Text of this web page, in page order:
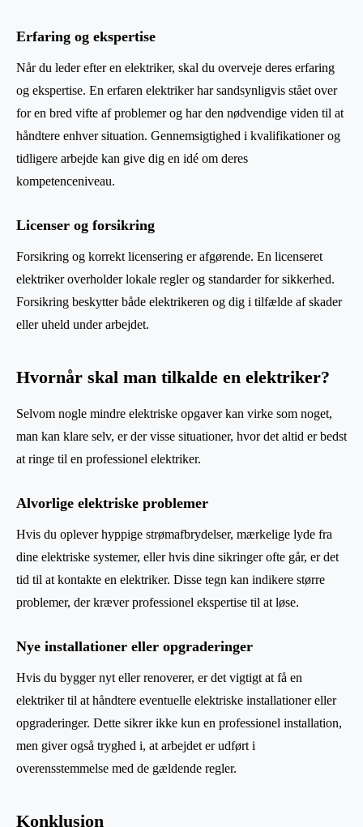
Erfaring og ekspertise
Når du leder efter en elektriker, skal du overveje deres erfaring
og ekspertise. En erfaren elektriker har sandsynligvis stået over
for en bred vifte af problemer og har den nødvendige viden til at
håndtere enhver situation. Gennemsigtighed i kvalifikationer og
tidligere arbejde kan give dig en idé om deres
kompetenceniveau.
Licenser og forsikring
Forsikring og korrekt licensering er afgørende. En licenseret
elektriker overholder lokale regler og standarder for sikkerhed.
Forsikring beskytter både elektrikeren og dig i tilfælde af skader
eller uheld under arbejdet.
Hvornår skal man tilkalde en elektriker?
Selvom nogle mindre elektriske opgaver kan virke som noget,
man kan klare selv, er der visse situationer, hvor det altid er bedst
at ringe til en professionel elektriker.
Alvorlige elektriske problemer
Hvis du oplever hyppige strømafbrydelser, mærkelige lyde fra
dine elektriske systemer, eller hvis dine sikringer ofte går, er det
tid til at kontakte en elektriker. Disse tegn kan indikere større
problemer, der kræver professionel ekspertise til at løse.
Nye installationer eller opgraderinger
Hvis du bygger nyt eller renoverer, er det vigtigt at få en
elektriker til at håndtere eventuelle elektriske installationer eller
opgraderinger. Dette sikrer ikke kun en professionel installation,
men giver også tryghed i, at arbejdet er udført i
overensstemmelse med de gældende regler.
Konklusion